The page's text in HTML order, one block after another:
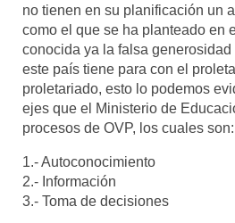
no tienen en su planificación un
como el que se ha planteado en
conocida ya la falsa
este país tiene para con el
proletariado, esto lo podemos
ejes que el Ministerio de
procesos de OVP, los cuales son:
1.- Autoconocimiento
2.- Información
3.- Toma de decisiones